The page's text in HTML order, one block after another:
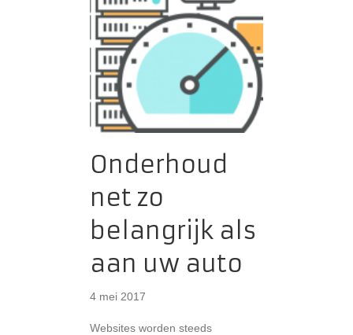
Onderhoud
net zo
belangrijk als
aan uw auto
4 mei 2017
Websites worden steeds